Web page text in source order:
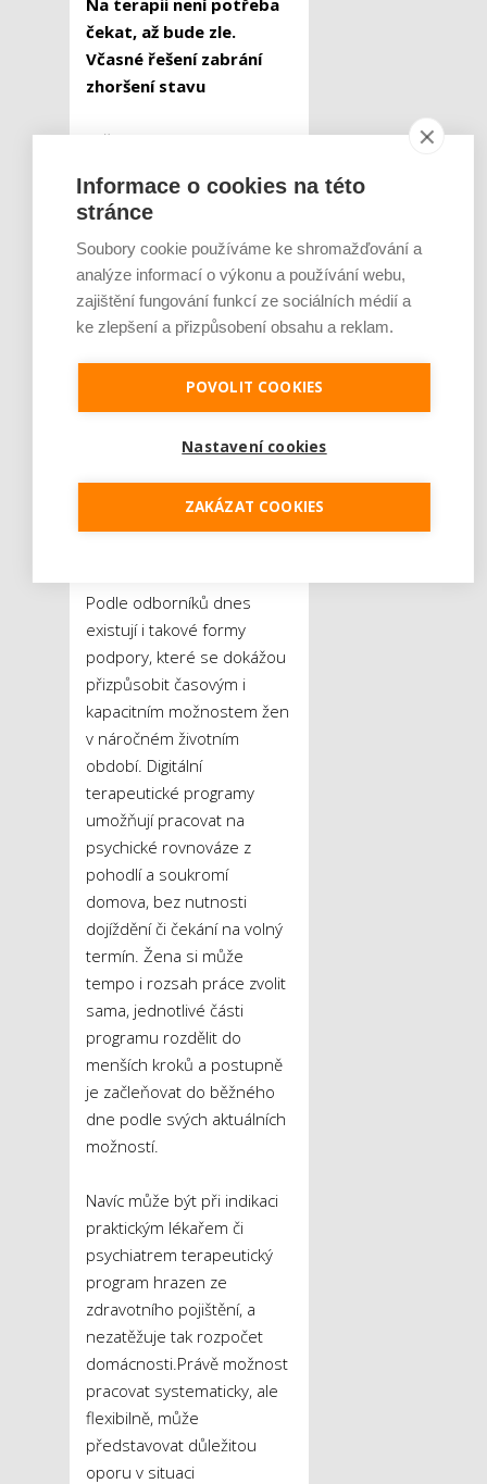
čekat, až bude zle.
Včasné řešení zabrání
zhoršení stavu
Každý dlouhodobý pocit
nebo vytrvalé napětí
zasluhuje pozornost, jelikož
včasné řešení problémů
obvykle zabrání zhoršení
stavu. „Psychická nepohoda
žen není osobním selháním,
dlouhodobého přetížení a
nedostatku regenerace.
Podpora duševního zdraví, ať
terapeutická, může významně
Podle odborníků dnes
existují i takové formy
podpory, které se dokážou
přizpůsobit časovým i
kapacitním možnostem žen
v náročném životním
období. Digitální
terapeutické programy
umožňují pracovat na
psychické rovnováze z
pohodlí a soukromí
domova, bez nutnosti
dojíždění či čekání na volný
termín. Žena si může
tempo i rozsah práce zvolit
sama, jednotlivé části
programu rozdělit do
menších kroků a postupně
je začleňovat do běžného
dne podle svých aktuálních
možností.
Navíc může být při indikaci
praktickým lékařem či
psychiatrem terapeutický
program hrazen ze
zdravotního pojištění, a
nezatěžuje tak rozpočet
domácnosti.Právě možnost
pracovat systematicky, ale
flexibilně, může
představovat důležitou
oporu v situaci
Informace o cookies na této
stránce
Soubory cookie používáme ke shromažďování a
analýze informací o výkonu a používání webu,
zajištění fungování funkcí ze sociálních médií a
ke zlepšení a přizpůsobení obsahu a reklam.
POVOLIT COOKIES
Nastavení cookies
ZAKÁZAT COOKIES